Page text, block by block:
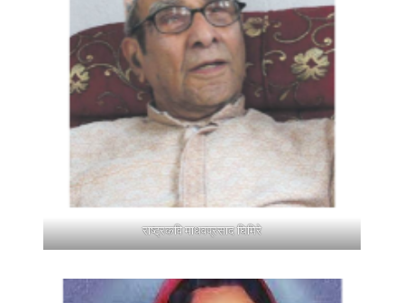
राष्ट्रकवि माधवप्रसाद घिमिरे